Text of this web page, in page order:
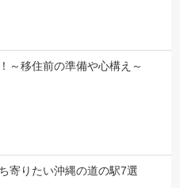
～移住前の準備や心構え～
寄りたい沖縄の道の駅7選